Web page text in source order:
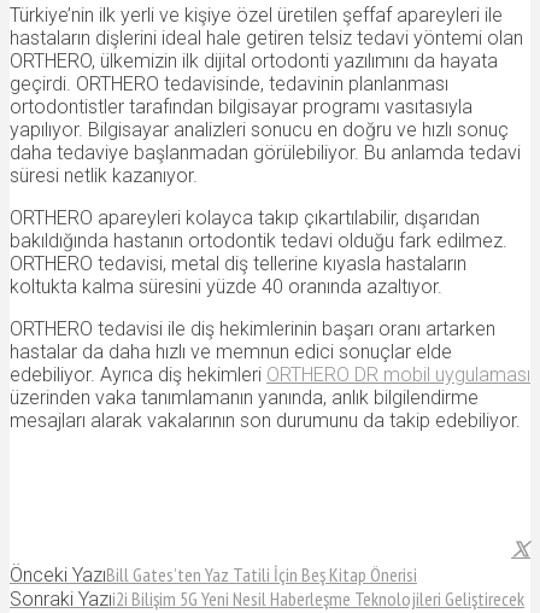
Türkiye’nin ilk yerli ve kişiye özel üretilen şeffaf apareyleri ile
hastaların dişlerini ideal hale getiren telsiz tedavi yöntemi olan
ORTHERO, ülkemizin ilk dijital ortodonti yazılımını da hayata
geçirdi. ORTHERO tedavisinde, tedavinin planlanması
ortodontistler tarafından bilgisayar programı vasıtasıyla
yapılıyor. Bilgisayar analizleri sonucu en doğru ve hızlı sonuç
daha tedaviye başlanmadan görülebiliyor. Bu anlamda tedavi
süresi netlik kazanıyor.
ORTHERO apareyleri kolayca takıp çıkartılabilir, dışarıdan
bakıldığında hastanın ortodontik tedavi olduğu fark edilmez.
ORTHERO tedavisi, metal diş tellerine kıyasla hastaların
koltukta kalma süresini yüzde 40 oranında azaltıyor.
ORTHERO tedavisi ile diş hekimlerinin başarı oranı artarken
hastalar da daha hızlı ve memnun edici sonuçlar elde
edebiliyor. Ayrıca diş hekimleri ORTHERO DR mobil uygulaması
üzerinden vaka tanımlamanın yanında, anlık bilgilendirme
mesajları alarak vakalarının son durumunu da takip edebiliyor.
Önceki YazıBill Gates’ten Yaz Tatili İçin Beş Kitap Önerisi
Sonraki Yazıi2i Bilişim 5G Yeni Nesil Haberleşme Teknolojileri Geliştirecek